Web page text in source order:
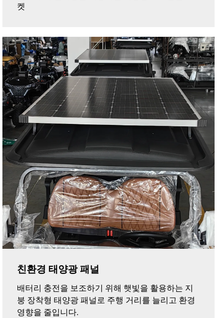
켓
친환경 태양광 패널
배터리 충전을 보조하기 위해 햇빛을 활용하는 지
붕 장착형 태양광 패널로 주행 거리를 늘리고 환경
영향을 줄입니다.